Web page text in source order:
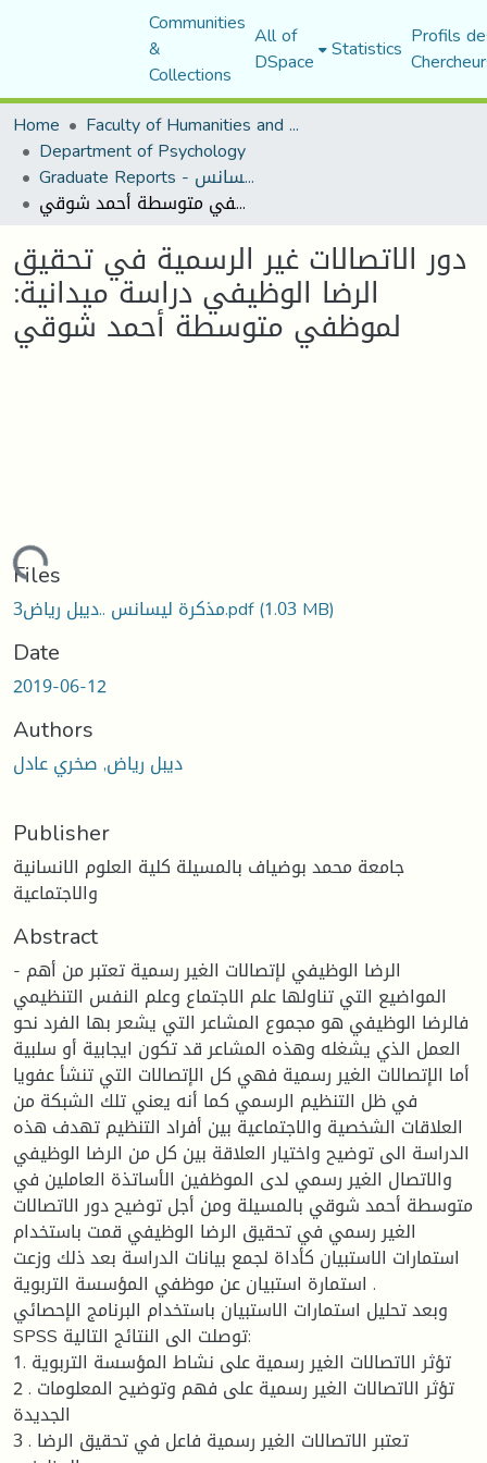
Communities
&
Collections
All of
DSpace Statistics Profils
Home
Faculty of Humanities and Social Sciences
Department of Psychology
Graduate Reports - تقارير الليسانس
دور الاتصالات غير الرسمية في تحقيق الرضا الوظيفي دراسة ميدانية: لموظفي متوسطة أحمد شوقي
دور الاتصالات غير الرسمية في تحقيق
الرضا الوظيفي دراسة ميدانية:
لموظفي متوسطة أحمد شوقي
Files
3مذكرة ليسانس ..ديبل رياض.pdf(1.03 MB)
Date
2019-06-12
Authors
ديبل رياض, صخري عادل
Publisher
جامعة محمد بوضياف بالمسيلة كلية العلوم الانسانية
والاجتماعية
Abstract
- الرضا الوظيفي لإتصالات الغير رسمية تعتبر من أهم
المواضيع التي تناولها علم الاجتماع وعلم النفس التنظيمي
فالرضا الوظيفي هو مجموع المشاعر التي يشعر بها الفرد نحو
العمل الذي يشغله وهذه المشاعر قد تكون ايجابية أو سلبية
أما الإتصالات الغير رسمية فهي كل الإتصالات التي تنشأ عفويا
في ظل التنظيم الرسمي كما أنه يعني تلك الشبكة من
العلاقات الشخصية والاجتماعية بين أفراد التنظيم تهدف هذه
الدراسة الى توضيح واختيار العلاقة بين كل من الرضا الوظيفي
والاتصال الغير رسمي لدى الموظفين الأساتذة العاملين في
متوسطة أحمد شوقي بالمسيلة ومن أجل توضيح دور الاتصالات
الغير رسمي في تحقيق الرضا الوظيفي قمت باستخدام
استمارات الاستبيان كأداة لجمع بيانات الدراسة بعد ذلك وزعت
استمارة استبيان عن موظفي المؤسسة التربوية .
وبعد تحليل استمارات الاستبيان باستخدام البرنامج الإحصائي
SPSS توصلت الى النتائج التالية:
1. تؤثر الاتصالات الغير رسمية على نشاط المؤسسة التربوية
2 . تؤثر الاتصالات الغير رسمية على فهم وتوضيح المعلومات
الجديدة
3 . تعتبر الاتصالات الغير رسمية فاعل في تحقيق الرضا